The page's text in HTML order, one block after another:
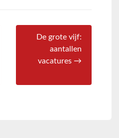
De grote vijf:
aantallen
vacatures →